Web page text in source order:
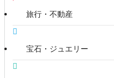
旅行・不動産
宝石・ジュエリー